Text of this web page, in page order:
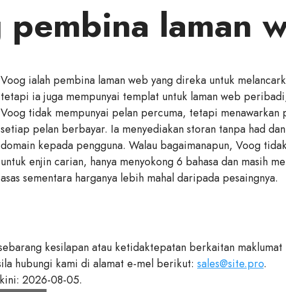
pembina laman
Voog ialah pembina laman web yang direka untuk
tetapi ia juga mempunyai templat untuk laman web
Voog tidak mempunyai pelan percuma, tetapi menawarkan
setiap pelan berbayar. Ia menyediakan storan tanpa had
domain kepada pengguna. Walau bagaimanapun, Voog
untuk enjin carian, hanya menyokong 6 bahasa dan masih
asas sementara harganya lebih mahal daripada pesaingnya.
kesilapan atau ketidaktepatan berkaitan
hubungi kami di alamat e-mel berikut: sales@site.pro.
2026-08-05.